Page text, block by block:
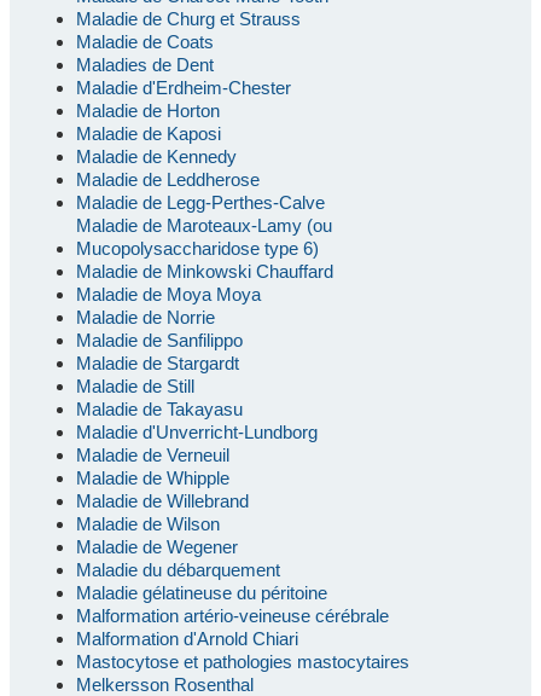
Maladie de Churg et Strauss
Maladie de Coats
Maladies de Dent
Maladie d'Erdheim-Chester
Maladie de Horton
Maladie de Kaposi
Maladie de Kennedy
Maladie de Leddherose
Maladie de Legg-Perthes-Calve
Maladie de Maroteaux-Lamy (ou
Mucopolysaccharidose type 6)
Maladie de Minkowski Chauffard
Maladie de Moya Moya
Maladie de Norrie
Maladie de Sanfilippo
Maladie de Stargardt
Maladie de Still
Maladie de Takayasu
Maladie d'Unverricht-Lundborg
Maladie de Verneuil
Maladie de Whipple
Maladie de Willebrand
Maladie de Wilson
Maladie de Wegener
Maladie du débarquement
Maladie gélatineuse du péritoine
Malformation artério-veineuse cérébrale
Malformation d'Arnold Chiari
Mastocytose et pathologies mastocytaires
Melkersson Rosenthal